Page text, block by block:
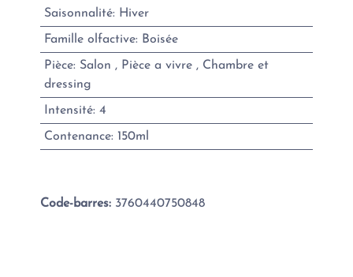
Saisonnalité: Hiver
Famille olfactive: Boisée
Pièce: Salon , Pièce a vivre, Chambre et
dressing
Intensité: 4
Contenance: 150ml
Code-barres: 3760440750848